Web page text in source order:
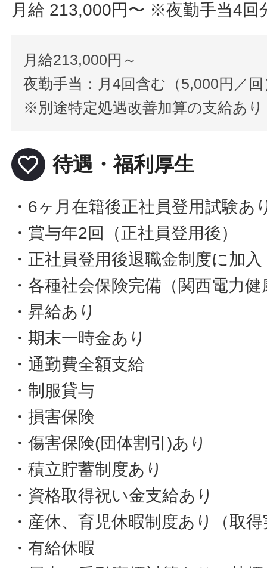
月給 213,000円〜 ※夜勤手当4回
月給213,000円～
夜勤手当：月4回含む（5,000円／回
※別途特定処遇改善加算の支給あり
favorite_border 待遇・福利厚生
・6ヶ月在籍後正社員登用試験あ
・賞与年2回（正社員登用後）
・正社員登用後退職金制度に加入
・各種社会保険完備（関西電力
・昇給あり
・期末一時金あり
・通勤費全額支給
・制服貸与
・損害保険
・傷害保険(団体割引)あり
・積立貯蓄制度あり
・資格取得祝い金支給あり
・産休、育児休暇制度あり（取
・有給休暇